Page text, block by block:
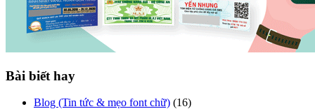
Bài biết hay
Blog (Tin tức & mẹo font chữ) (16)